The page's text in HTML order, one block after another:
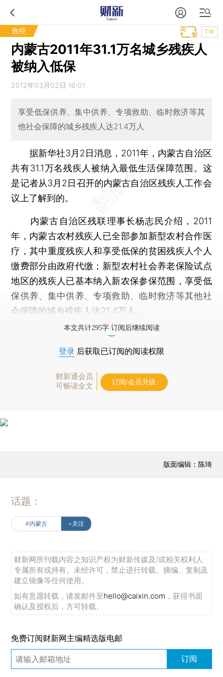
政经 T中
内蒙古2011年31.1万名城乡残疾人
被纳入低保
2012年03月02日 16:01
享受低保供养、集中供养、专项救助、临时救济等其
他社会保障的城乡残疾人达21.4万人
据新华社3月2日消息，2011年，内蒙古自治区
共有31.1万名残疾人被纳入最低生活保障范围。这
是记者从3月2日召开的内蒙古自治区残疾人工作会
议上了解到的。
内蒙古自治区残联理事长杨志民介绍，2011
年，内蒙古农村残疾人已全部参加新型农村合作医
疗，其中重度残疾人和享受低保的贫困残疾人个人
缴费部分由政府代缴；新型农村社会养老保险试点
地区的残疾人已基本纳入新农保参保范围，享受低
保供养、集中供养、专项救助、临时救济等其他社
会保障的城乡残疾人达21.4万人。
本文共计295字 订阅后继续阅读
登录 后获取已订阅的阅读权限
财新通会员
可畅读全文
订阅/会员升级
版面编辑：陈琦
话题：
#内蒙古 +关注
财新网所刊载内容之知识产权为财新传媒及/或相关权利人
专属所有或持有。未经许可，禁止进行转载、摘编、复制及
建立镜像等任何使用。
如有意愿转载，请发邮件至hello@caixin.com ，获得书面
确认及授权后，方可转载。
免费订阅财新网主编精选版电邮
订阅